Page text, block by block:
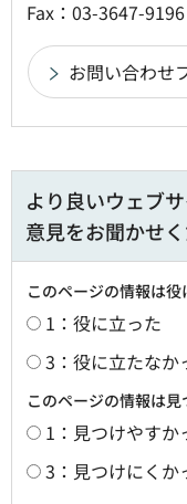
Fax：03-3647-9196
より良いウェブ
意見をお聞かせ
このページの情報は役
1：役に立った
3：役に立たなか
このページの情報は
1：見つけやすか
3：見つけにくか